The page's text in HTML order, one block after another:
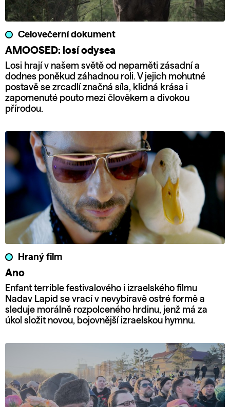
Celovečerní dokument
AMOOSED: losí odysea
Losi hrají v našem světě od nepaměti zásadní a
dodnes poněkud záhadnou roli. V jejich mohutné
postavě se zrcadlí značná síla, klidná krása i
zapomenuté pouto mezi člověkem a divokou
přírodou.
Hraný film
Ano
Enfant terrible festivalového i izraelského filmu
Nadav Lapid se vrací v nevybíravě ostré formě a
sleduje morálně rozpolceného hrdinu, jenž má za
úkol složit novou, bojovnější izraelskou hymnu.